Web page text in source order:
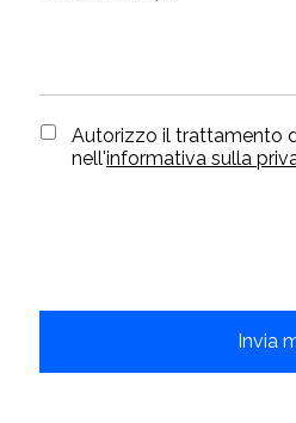
Autorizzo il trattamento
nell'informativa sulla